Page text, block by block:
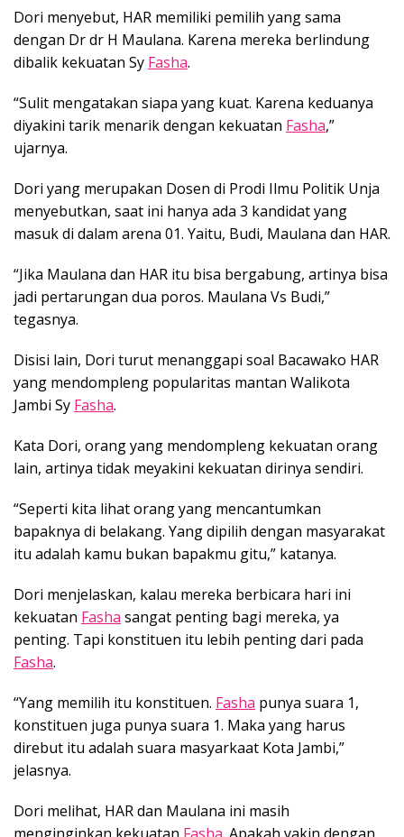
Dori menyebut, HAR memiliki pemilih yang sama
dengan Dr dr H Maulana. Karena mereka berlindung
dibalik kekuatan Sy Fasha.
“Sulit mengatakan siapa yang kuat. Karena keduanya
diyakini tarik menarik dengan kekuatan Fasha,”
ujarnya.
Dori yang merupakan Dosen di Prodi Ilmu Politik Unja
menyebutkan, saat ini hanya ada 3 kandidat yang
masuk di dalam arena 01. Yaitu, Budi, Maulana dan HAR.
“Jika Maulana dan HAR itu bisa bergabung, artinya bisa
jadi pertarungan dua poros. Maulana Vs Budi,”
tegasnya.
Disisi lain, Dori turut menanggapi soal Bacawako HAR
yang mendompleng popularitas mantan Walikota
Jambi Sy Fasha.
Kata Dori, orang yang mendompleng kekuatan orang
lain, artinya tidak meyakini kekuatan dirinya sendiri.
“Seperti kita lihat orang yang mencantumkan
bapaknya di belakang. Yang dipilih dengan masyarakat
itu adalah kamu bukan bapakmu gitu,” katanya.
Dori menjelaskan, kalau mereka berbicara hari ini
kekuatan Fasha sangat penting bagi mereka, ya
penting. Tapi konstituen itu lebih penting dari pada
Fasha.
“Yang memilih itu konstituen. Fasha punya suara 1,
konstituen juga punya suara 1. Maka yang harus
direbut itu adalah suara masyarkaat Kota Jambi,”
jelasnya.
Dori melihat, HAR dan Maulana ini masih